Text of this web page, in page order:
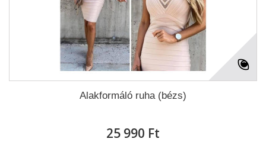
Alakformáló ruha (bézs)
25 990 Ft‎